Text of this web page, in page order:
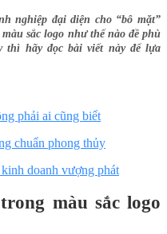
nghiệp đại diện cho “bô mặt”
sắc logo như thế nào đề phù
thì hãy đọc bài viết này để lựa
phải ai cũng biết
chuẩn phong thủy
doanh vượng phát
màu sắc logo